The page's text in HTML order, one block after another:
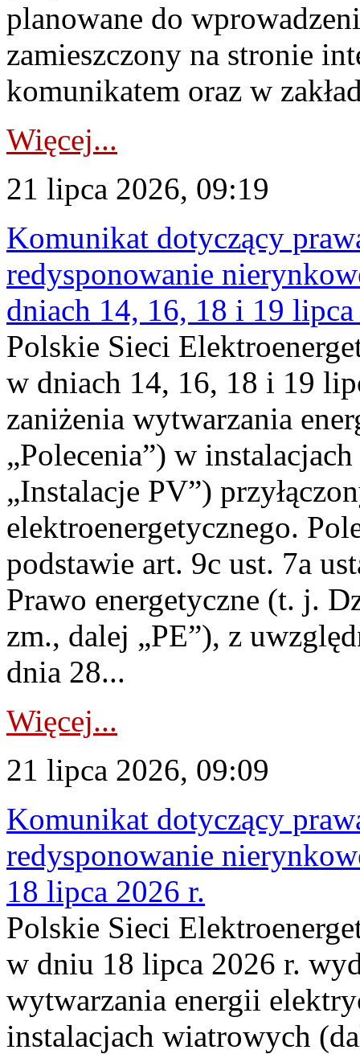
planowane do
zamieszczony na stronie
komunikatem oraz w
Więcej...
21 lipca 2026, 09:19
Komunikat dotyczący
redysponowanie
dniach 14, 16, 18 i 19
Polskie Sieci
w dniach 14, 16, 18 i 19
zaniżenia wytwarzania
„Polecenia”) w
„Instalacje PV”)
elektroenergetycznego.
podstawie art. 9c ust. 7a
Prawo energetyczne (t. j.
zm., dalej „PE”), z
dnia 28...
Więcej...
21 lipca 2026, 09:09
Komunikat dotyczący
redysponowanie
18 lipca 2026 r.
Polskie Sieci
w dniu 18 lipca 2026 r.
wytwarzania energii
instalacjach wiatrowych